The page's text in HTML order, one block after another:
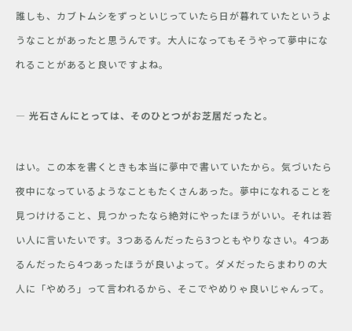
誰しも、カブトムシをずっといじっていたら日が暮れていたというよ
うなことがあったと思うんです。大人になってもそうやって夢中にな
れることがあると良いですよね。
― 光石さんにとっては、そのひとつがお芝居だったと。
はい。この本を書くときも本当に夢中で書いていたから。気づいたら
夜中になっているようなこともたくさんあった。夢中になれることを
見つけけること、見つかったなら絶対にやったほうがいい。それは若
い人に言いたいです。3つあるんだったら3つともやりなさい。4つあ
るんだったら4つあったほうが良いよって。ダメだったらまわりの大
人に「やめろ」って言われるから、そこでやめりゃ良いじゃんって。